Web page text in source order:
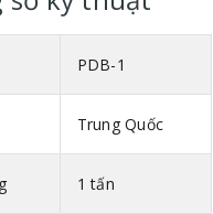
PDB-1
Trung Quốc
1 tấn